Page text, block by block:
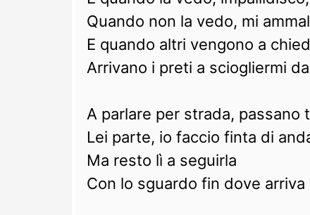
Quando non la vedo, mi
E quando altri vengono a
Arrivano i preti a sciogliermi
A parlare per strada, passano
Lei parte, io faccio finta di
Ma resto lì a seguirla
Con lo sguardo fin dove arriva